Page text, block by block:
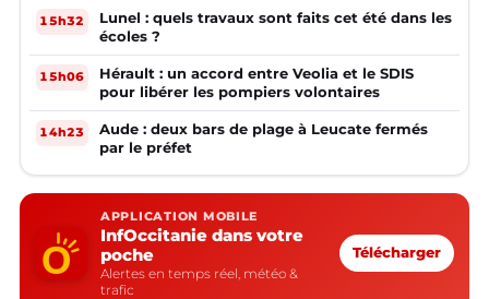
15h32
Lunel : quels travaux sont faits cet été dans les
écoles ?
15h06
Hérault : un accord entre Veolia et le SDIS
pour libérer les pompiers volontaires
14h23
Aude : deux bars de plage à Leucate fermés
par le préfet
APPLICATION MOBILE
InfOccitanie dans votre
poche
Alertes en temps réel, météo &
trafic
Télécharger